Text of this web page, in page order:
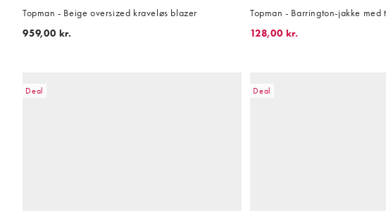
Topman - Beige oversized kraveløs blazer
959,00 kr.
Topman - Barrington-jakke med
128,00 kr.
Deal Deal